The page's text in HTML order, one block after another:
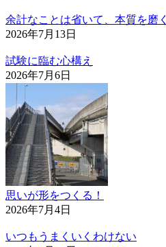
余計なことは省いて、本質を磨く
2026年7月13日
試験に臨む心構え
2026年7月6日
思いが形をつくる！
2026年7月4日
いつもうまくいくわけない